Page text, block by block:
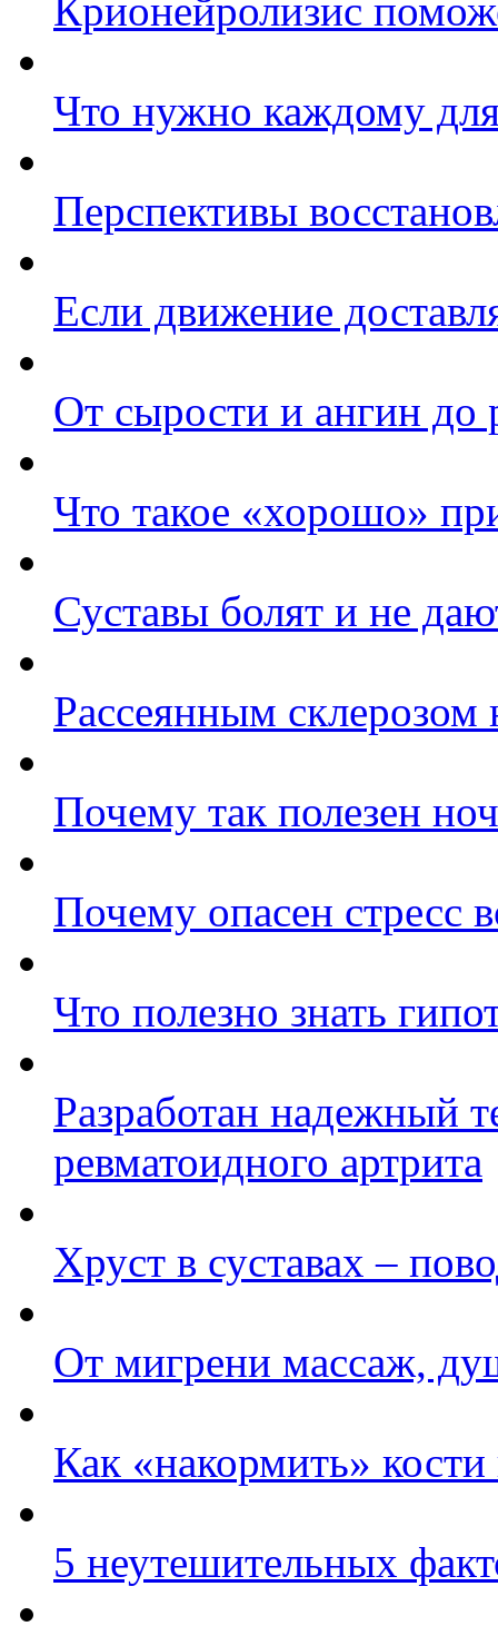
Крионейролизис
Что нужно каждому
Перспективы
Если движение
От сырости и ангин до
Что такое «хорошо»
Суставы болят и не
Рассеянным склерозом
Почему так полезен
Почему опасен стресс
Что полезно знать
Разработан надежный
ревматоидного артрита
Хруст в суставах –
От мигрени массаж,
Как «накормить» кости
5 неутешительных